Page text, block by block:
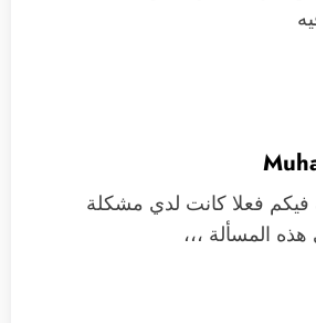
فيكم فعلا كانت لدي مشكلة
المسألة ،،،